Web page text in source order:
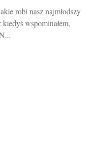
robi nasz najmłodszy
wspominałem,